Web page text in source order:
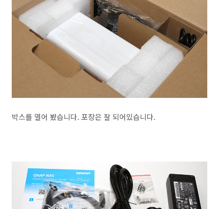
박스를 열어 봤습니다. 포장은 잘 되어있습니다.